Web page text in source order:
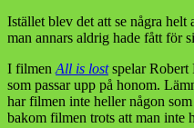
Istället blev det att se några
man annars aldrig hade fått för
I filmen All is lostspelar Robert
som passar upp på honom.
har filmen inte heller någon
bakom filmen trots att man inte